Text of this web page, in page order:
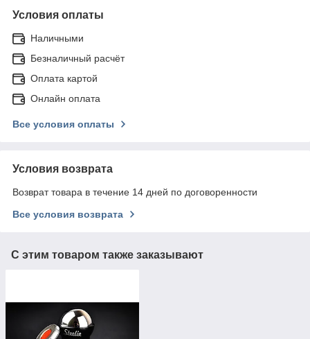
Условия оплаты
Наличными
Безналичный расчёт
Оплата картой
Онлайн оплата
Все условия оплаты
Условия возврата
Возврат товара в течение 14 дней по договоренности
Все условия возврата
С этим товаром также заказывают